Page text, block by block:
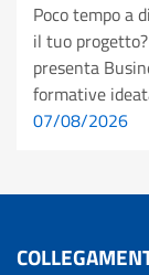
Poco tempo a
il tuo
presenta
formative
07/08/2026